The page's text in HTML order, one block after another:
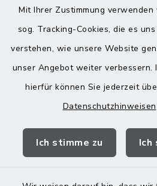
Mit Ihrer Zustimmung
sog. Tracking-Cookies, die es
verstehen, wie unsere Website
unser Angebot weiter
hierfür können Sie jederzeit
Datenschutzhinweisen
Ich stimme zu Ich
Montag bis Freitag:
08:00-12:00 Uhr
Donnerstag zusätzlich:
13:00-18:00 Uhr
Landratsamt Mühldorf